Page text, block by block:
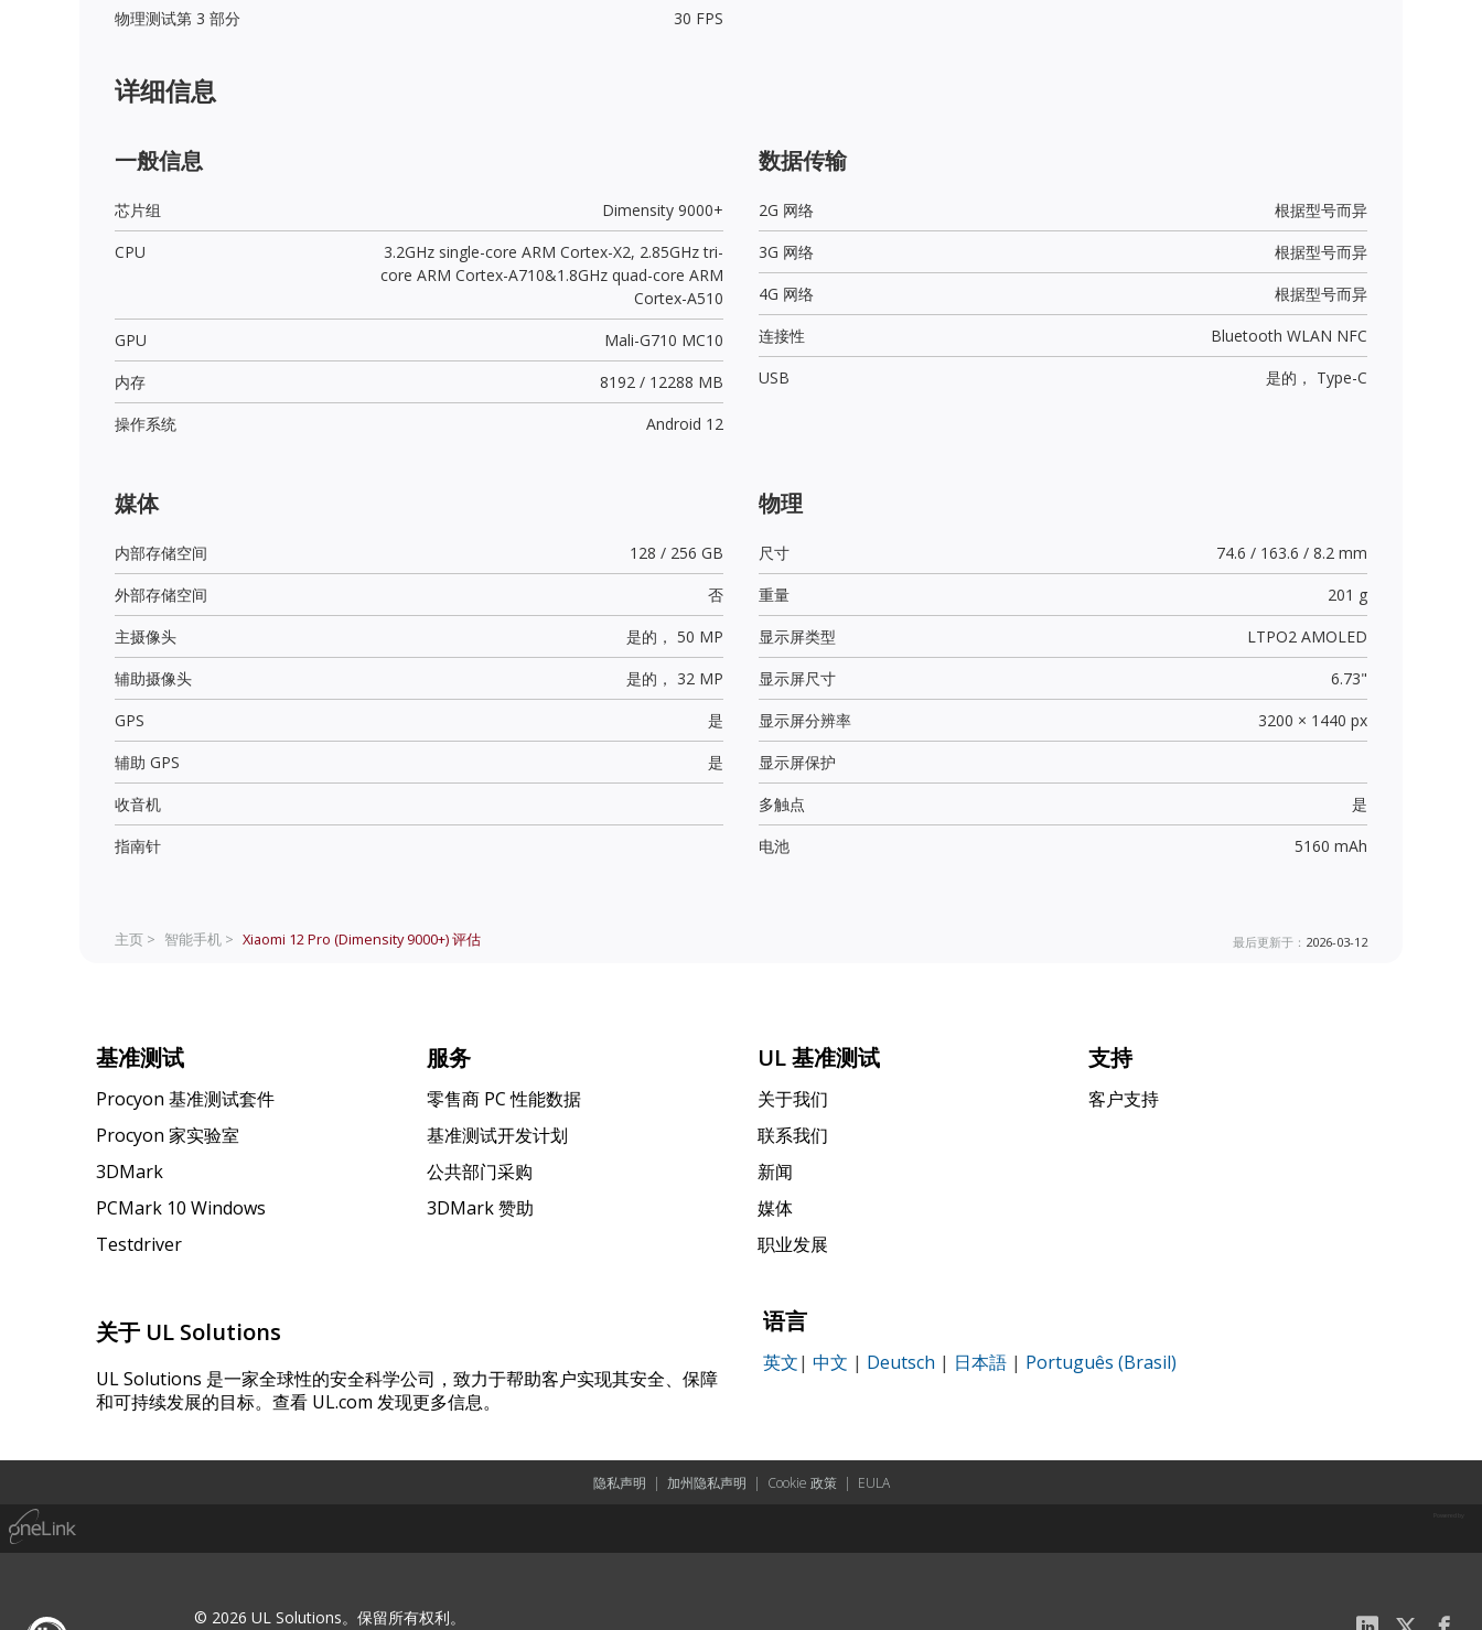
物理测试第 3 部分
30 FPS
详细信息
一般信息
芯片组
Dimensity 9000+
CPU
3.2GHz single-core ARM Cortex-X2, 2.85GHz tri-
core ARM Cortex-A710&1.8GHz quad-core ARM
Cortex-A510
GPU
Mali-G710 MC10
内存
8192 / 12288 MB
操作系统
Android 12
数据传输
2G 网络
根据型号而异
3G 网络
根据型号而异
4G 网络
根据型号而异
连接性
Bluetooth WLAN NFC
USB
是的， Type-C
媒体
内部存储空间
128 / 256 GB
外部存储空间
否
主摄像头
是的， 50 MP
辅助摄像头
是的， 32 MP
GPS
是
辅助 GPS
是
收音机
指南针
物理
尺寸
74.6 / 163.6 / 8.2 mm
重量
201 g
显示屏类型
LTPO2 AMOLED
显示屏尺寸
6.73"
显示屏分辨率
3200 × 1440 px
显示屏保护
多触点
是
电池
5160 mAh
主页 > 智能手机 > Xiaomi 12 Pro (Dimensity 9000+)评估 最后更新于： 2026-03-12
基准测试
Procyon 基准测试套件
Procyon 家实验室
3DMark
PCMark 10 Windows
Testdriver
服务
零售商 PC 性能数据
基准测试开发计划
公共部门采购
3DMark 赞助
UL 基准测试
关于我们
联系我们
新闻
媒体
职业发展
支持
客户支持
关于 UL Solutions
UL Solutions 是一家全球性的安全科学公司，致力于帮助客户实现其安全、保障
和可持续发展的目标。查看 UL.com 发现更多信息。
语言
英文| 中文 | Deutsch | 日本語 | Português (Brasil)
隐私声明 | 加州隐私声明 | Cookie 政策| EULA
© 2026 UL Solutions。保留所有权利。